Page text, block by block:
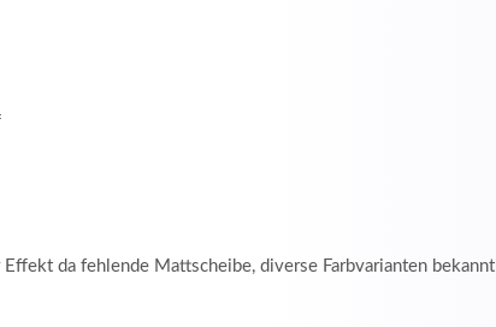
Effekt da fehlende Mattscheibe, diverse Farbvarianten bekannt